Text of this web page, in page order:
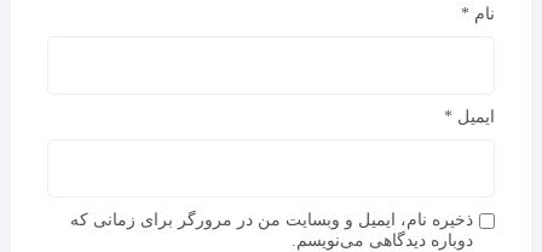
نام *
ایمیل *
ذخیره نام، ایمیل و وبسایت من در مرورگر برای زمانی که
دوباره دیدگاهی می‌نویسم.